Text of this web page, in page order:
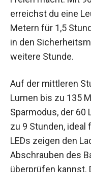
Höchststufe
bis zu 200 Metern
schaltet die Lampe
60 Lumen für eine
350 Lumen bis zu
Stunden. Im
hält der Akku bis
Abenteuer. Vier
an, den du durch
Batteriedeckels